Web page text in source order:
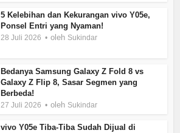
5 Kelebihan dan Kekurangan vivo Y05e,
Ponsel Entri yang Nyaman!
28 Juli 2026 oleh Sukindar
Bedanya Samsung Galaxy Z Fold 8 vs
Galaxy Z Flip 8, Sasar Segmen yang
Berbeda!
27 Juli 2026 oleh Sukindar
vivo Y05e Tiba-Tiba Sudah Dijual di